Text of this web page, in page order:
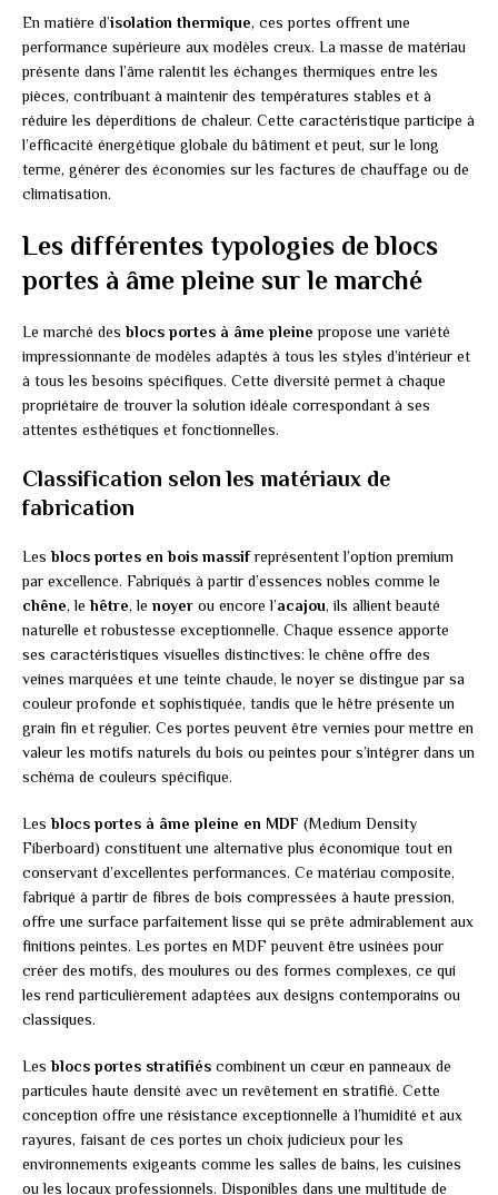
En matière d’isolation thermique, ces portes offrent une
performance supérieure aux modèles creux. La masse de matériau
présente dans l’âme ralentit les échanges thermiques entre les
pièces, contribuant à maintenir des températures stables et à
réduire les déperditions de chaleur. Cette caractéristique participe à
l’efficacité énergétique globale du bâtiment et peut, sur le long
terme, générer des économies sur les factures de chauffage ou de
climatisation.
Les différentes typologies de blocs
portes à âme pleine sur le marché
Le marché desblocs portes à âme pleine propose une variété
impressionnante de modèles adaptés à tous les styles d’intérieur et
à tous les besoins spécifiques. Cette diversité permet à chaque
propriétaire de trouver la solution idéale correspondant à ses
attentes esthétiques et fonctionnelles.
Classification selon les matériaux de
fabrication
Lesblocs portes en bois massifreprésentent l’option premium
par excellence. Fabriqués à partir d’essences nobles comme le
chêne, lehêtre, le noyer ou encore l’acajou, ils allient beauté
naturelle et robustesse exceptionnelle. Chaque essence apporte
ses caractéristiques visuelles distinctives: le chêne offre des
veines marquées et une teinte chaude, le noyer se distingue par sa
couleur profonde et sophistiquée, tandis que le hêtre présente un
grain fin et régulier. Ces portes peuvent être vernies pour mettre en
valeur les motifs naturels du bois ou peintes pour s’intégrer dans un
schéma de couleurs spécifique.
Lesblocs portes à âme pleine en MDF (Medium Density
Fiberboard) constituent une alternative plus économique tout en
conservant d’excellentes performances. Ce matériau composite,
fabriqué à partir de fibres de bois compressées à haute pression,
offre une surface parfaitement lisse qui se prête admirablement aux
finitions peintes. Les portes en MDF peuvent être usinées pour
créer des motifs, des moulures ou des formes complexes, ce qui
les rend particulièrement adaptées aux designs contemporains ou
classiques.
Lesblocs portes stratifiés combinent un cœur en panneaux de
particules haute densité avec un revêtement en stratifié. Cette
conception offre une résistance exceptionnelle à l’humidité et aux
rayures, faisant de ces portes un choix judicieux pour les
environnements exigeants comme les salles de bains, les cuisines
ou les locaux professionnels. Disponibles dans une multitude de